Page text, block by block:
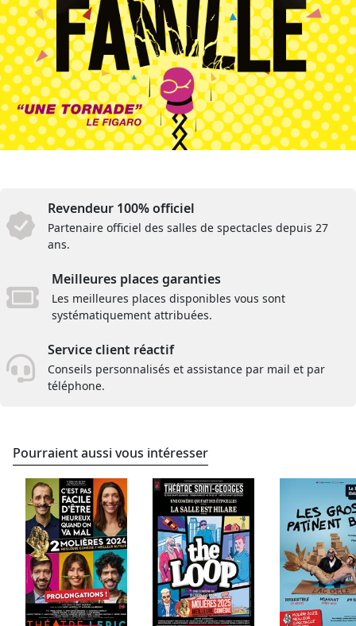
Revendeur 100% officiel
Partenaire officiel des salles de spectacles depuis 27
ans.
Meilleures places garanties
Les meilleures places disponibles vous sont
systématiquement attribuées.
Service client réactif
Conseils personnalisés et assistance par mail et par
téléphone.
Pourraient aussi vous intéresser